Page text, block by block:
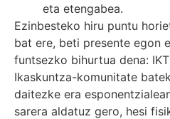
eta etengabea.
Ezinbesteko hiru puntu
bat ere, beti presente egon
funtsezko bihurtua dena:
Ikaskuntza-komunitate
daitezke era
sarera aldatuz gero, hesi